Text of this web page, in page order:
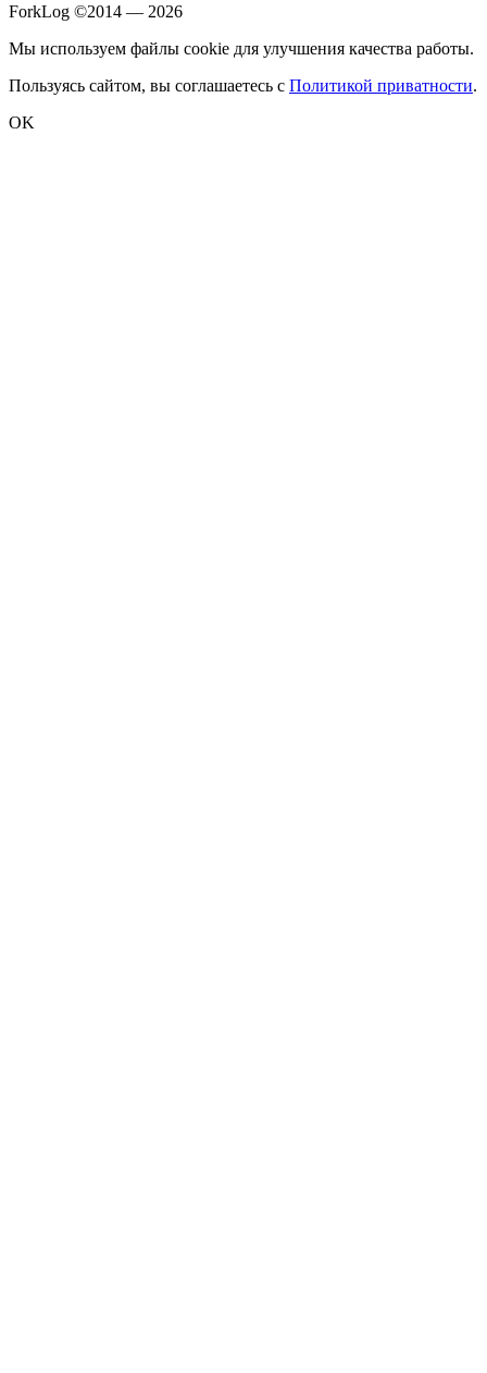
ForkLog ©2014 — 2026
Мы используем файлы cookie для улучшения качества работы.
Пользуясь сайтом, вы соглашаетесь с Политикой приватности.
OK